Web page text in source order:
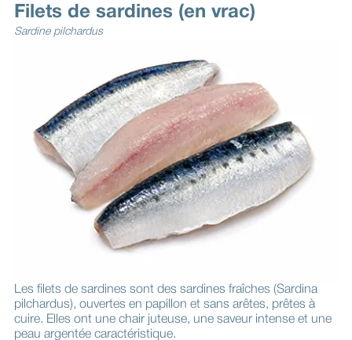
Filets de sardines (en vrac)
Sardine pilchardus
Les filets de sardines sont des sardines fraîches (Sardina
pilchardus), ouvertes en papillon et sans arêtes, prêtes à
cuire. Elles ont une chair juteuse, une saveur intense et une
peau argentée caractéristique.